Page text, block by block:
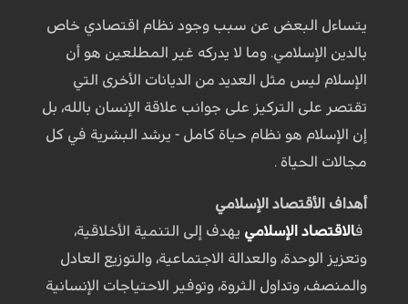
يتساءل البعض عن سبب وجود نظام اقتصادي خاص
بالدين الإسلامي. وما لا يدركه غير المطلعين هو أن
الإسلام ليس مثل العديد من الديانات الأخرى التي
تقتصر على التركيز على جوانب علاقة الإنسان بالله، بل
إن الإسلام هو نظام حياة كامل - يرشد البشرية في كل
مجالات الحياة .
أهداف الأقتصاد الإسلامي
فالاقتصاد الإسلامي يهدف إلى التنمية الأخلاقية،
وتعزيز الوحدة، والعدالة الاجتماعية، والتوزيع العادل
والمنصف، وتداول الثروة، وتوفير الاحتياجات الإنسانية